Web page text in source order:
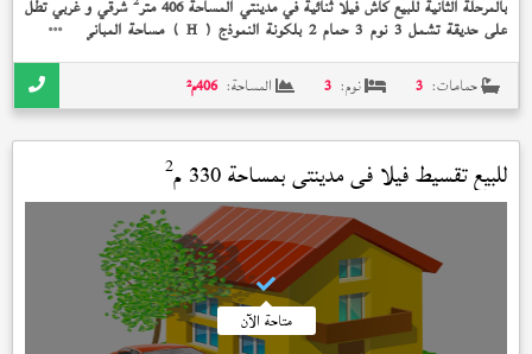
بالمرحلة الثانية للبيع كاش فيلا ثنائية في مدينتي المساحة 406 متر شرقي و غربي تطل
على حديقة تشمل 3 نوم 3 حمام 2 بلكونة النموذج ( H ) مساحة المباني 273 متر 2
حمامات: 3 نوم: 3 المساحة: 406م²
للبيع تقسيط فيلا فيمدينتيبمساحة 330 م 2
متاحة الآن